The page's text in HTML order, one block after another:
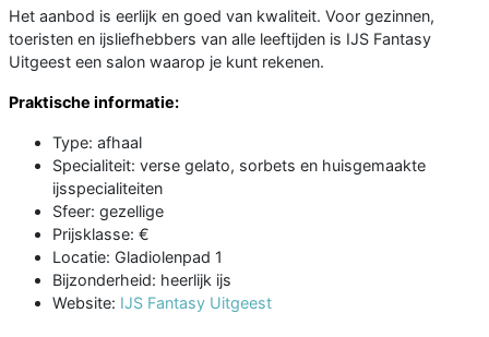
Het aanbod is eerlijk en goed van kwaliteit. Voor gezinnen,
toeristen en ijsliefhebbers van alle leeftijden is IJS Fantasy
Uitgeest een salon waarop je kunt rekenen.
Praktische informatie:
Type: afhaal
Specialiteit: verse gelato, sorbets en huisgemaakte
ijsspecialiteiten
Sfeer: gezellige
Prijsklasse: €
Locatie: Gladiolenpad 1
Bijzonderheid: heerlijk ijs
Website: IJS Fantasy Uitgeest